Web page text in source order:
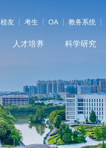
校友 考生 OA 教务系统
人才培养 科学研究